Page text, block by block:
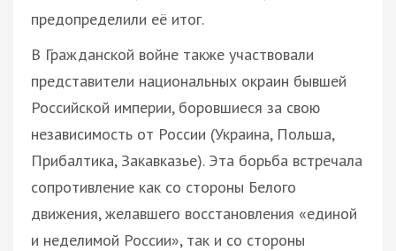
предопределили её итог.
В Гражданской войне также участвовали
представители национальных окраин бывшей
Российской империи, боровшиеся за свою
независимость от России (Украина, Польша,
Прибалтика, Закавказье). Эта борьба встречала
сопротивление как со стороны Белого
движения, желавшего восстановления «единой
и неделимой России», так и со стороны